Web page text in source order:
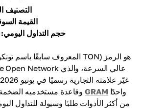
التصنيف
القيمة
حجم التداول اليومي:
مع Telegram وقاعدة مستخدميه الضخمة، أصبحGRAM
من أكثر الأدوات طلبًا وسيولة للتداول